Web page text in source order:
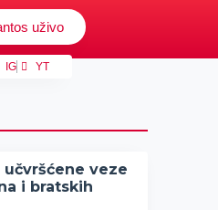
uživo
IG YT
veze
i bratskih